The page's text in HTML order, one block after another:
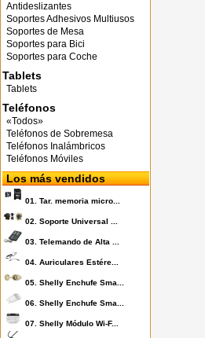
Antideslizantes
Soportes Adhesivos Multiusos
Soportes de Mesa
Soportes para Bici
Soportes para Coche
Tablets
Tablets
Teléfonos
«Todos»
Teléfonos de Sobremesa
Teléfonos Inalámbricos
Teléfonos Móviles
Los más vendidos
01. Tar. memoria micro...
02. Soporte Universal ...
03. Telemando de Alta ...
04. Auriculares Estére...
05. Shelly Enchufe Sma...
06. Shelly Enchufe Sma...
07. Shelly Módulo Wi-F...